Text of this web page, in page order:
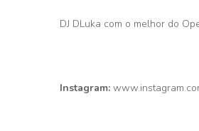
DJ DLuka com o melhor do
Instagram: